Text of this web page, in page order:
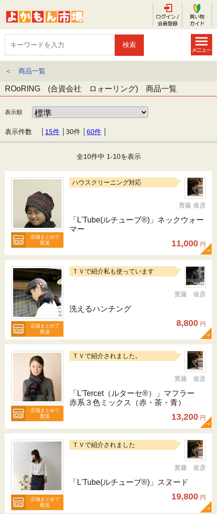
＜ 商品一覧
ROoRING (合資会社 ロォーリング) 商品一覧
表示順
表示件数 │ 15件 30件 60件
全10件中 1-10を表示
店舗まとめて
配送
ハウスクリーニング対応
實藤 俊彦
「L'Tube(ルチューブ®)」ネックウォー
マー
11,000 円
店舗まとめて
配送
ＴＶで紹介私も使っています
實藤 俊彦
洗えるハンチング
8,800 円
店舗まとめて
配送
ＴＶで紹介されました。
實藤 俊彦
「L'Tercet（ルターセ®）」マフラー
赤系３色ミックス（赤・茶・青）
13,200 円
店舗まとめて
配送
ＴＶで紹介されました
實藤 俊彦
「L'Tube(ルチューブ®)」スヌード
19,800 円